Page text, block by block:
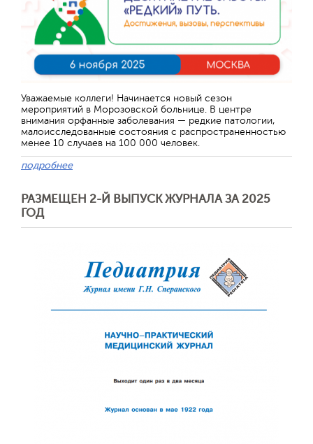
Уважаемые коллеги! Начинается новый сезон
мероприятий в Морозовской больнице. В центре
внимания орфанные заболевания — редкие патологии,
малоисследованные состояния с распространенностью
менее 10 случаев на 100 000 человек.
подробнее
РАЗМЕЩЕН 2-Й ВЫПУСК ЖУРНАЛА ЗА 2025
ГОД